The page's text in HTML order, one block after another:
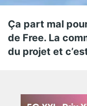
Ça part mal
de Free. La
du projet et